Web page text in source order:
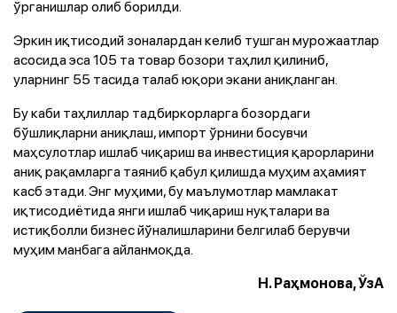
ўрганишлар олиб борилди.
Эркин иқтисодий зоналардан келиб тушган мурожаатлар
асосида эса 105 та товар бозори таҳлил қилиниб,
уларнинг 55 тасида талаб юқори экани аниқланган.
Бу каби таҳлиллар тадбиркорларга бозордаги
бўшлиқларни аниқлаш, импорт ўрнини босувчи
маҳсулотлар ишлаб чиқариш ва инвестиция қарорларини
аниқ рақамларга таяниб қабул қилишда муҳим аҳамият
касб этади. Энг муҳими, бу маълумотлар мамлакат
иқтисодиётида янги ишлаб чиқариш нуқталари ва
истиқболли бизнес йўналишларини белгилаб берувчи
муҳим манбага айланмоқда.
Н. Раҳмонова, ЎзА